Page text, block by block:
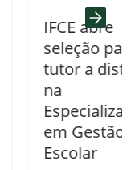
IFCE abre
seleção para
tutor a distância
Especialização
em Gestão
Escolar